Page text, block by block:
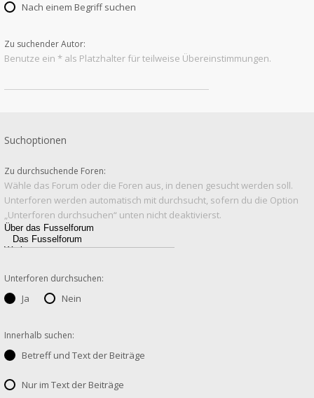
Nach einem Begriff suchen
Zu suchender Autor:
Benutze ein * als Platzhalter für teilweise Übereinstimmungen.
Suchoptionen
Zu durchsuchende Foren:
Wähle das Forum oder die Foren aus, in denen gesucht werden soll.
Unterforen werden automatisch mit durchsucht, sofern du die Option
„Unterforen durchsuchen“ unten nicht deaktivierst.
Unterforen durchsuchen:
Ja Nein
Innerhalb suchen:
Betreff und Text der Beiträge
Nur im Text der Beiträge